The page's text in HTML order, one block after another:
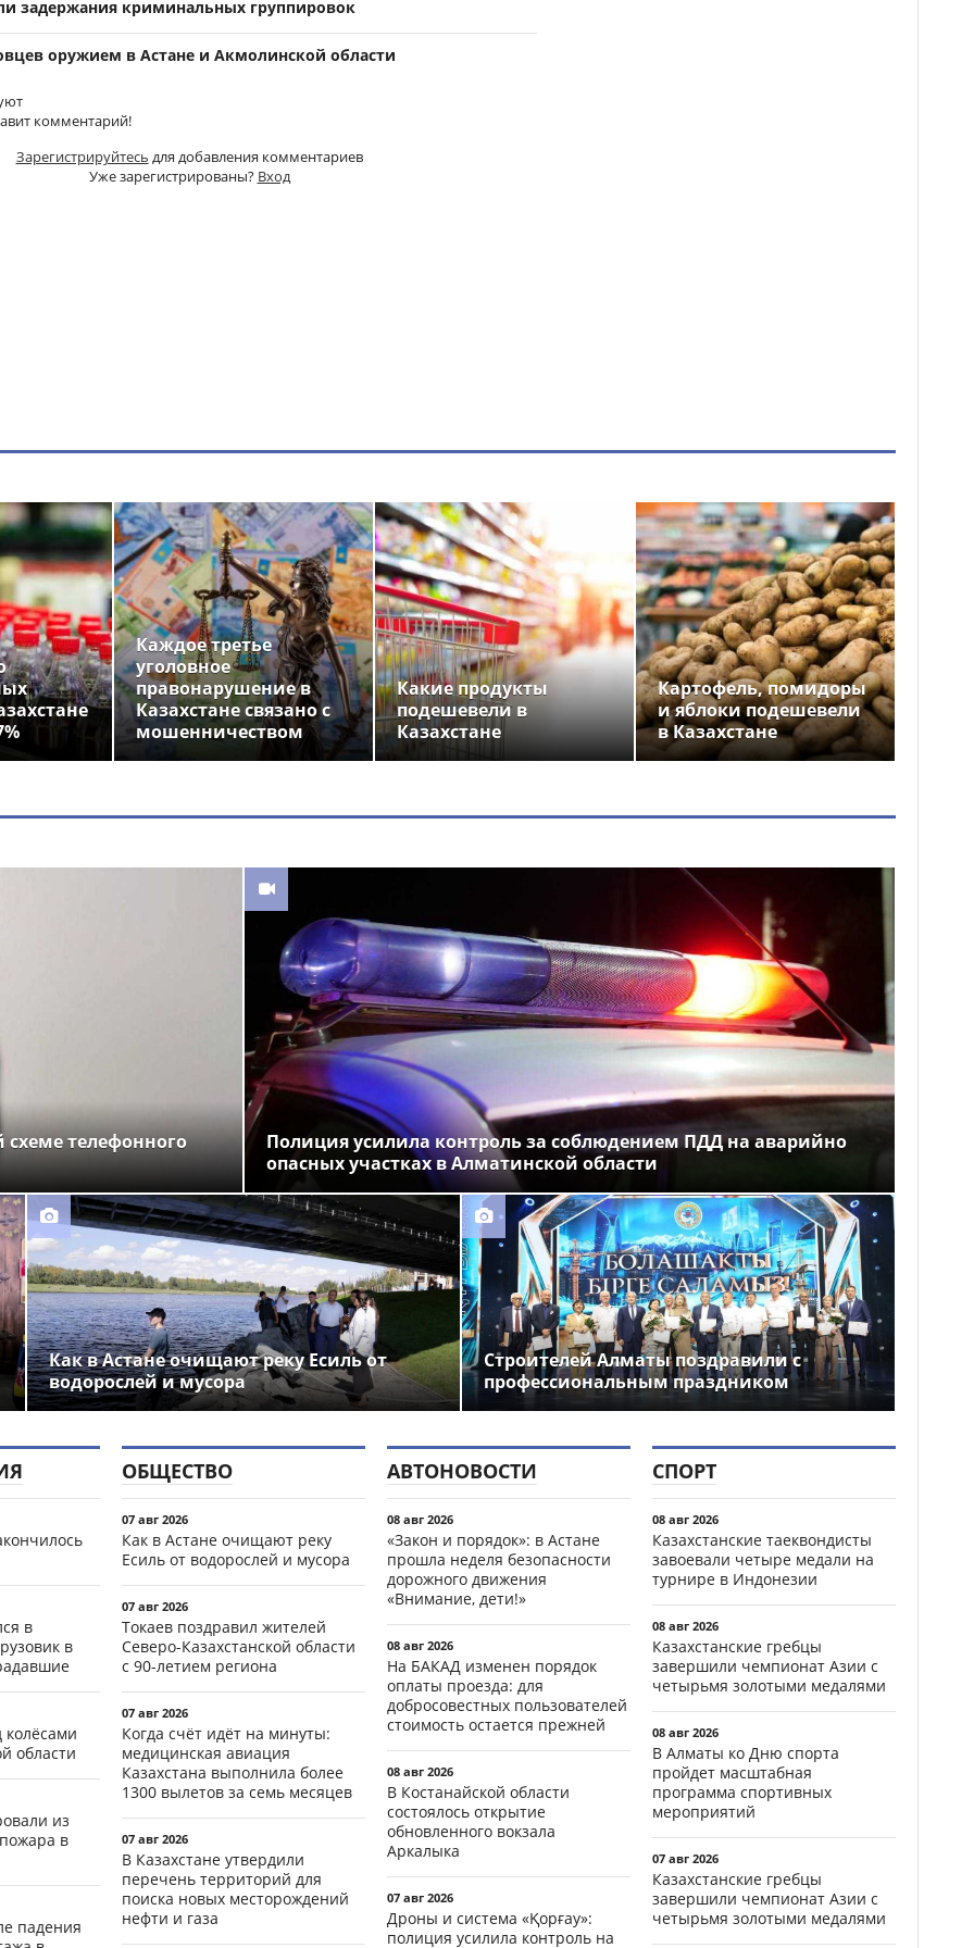
задержания криминальных группировок
оружием в Астане и Акмолинской области
комментарий!
Зарегистрируйтесь для добавления комментариев
Уже зарегистрированы? Вход
Каждое третье
уголовное
правонарушение в
Казахстане связано с
мошенничеством
Какие продукты
подешевели в
Казахстане
Картофель, помидоры
и яблоки подешевели
в Казахстане
телефонного
Полиция усилила контроль за соблюдением ПДД на аварийно
опасных участках в Алматинской области
Как в Астане очищают реку Есиль от
водорослей и мусора
Строителей Алматы поздравили с
профессиональным праздником
в
в
области
из
в
падения
ОБЩЕСТВО
07 авг 2026
Как в Астане очищают реку
Есиль от водорослей и мусора
07 авг 2026
Токаев поздравил жителей
Северо-Казахстанской области
с 90-летием региона
07 авг 2026
Когда счёт идёт на минуты:
медицинская авиация
Казахстана выполнила более
1300 вылетов за семь месяцев
07 авг 2026
В Казахстане утвердили
перечень территорий для
поиска новых месторождений
нефти и газа
АВТОНОВОСТИ
08 авг 2026
«Закон и порядок»: в Астане
прошла неделя безопасности
дорожного движения
«Внимание, дети!»
08 авг 2026
На БАКАД изменен порядок
оплаты проезда: для
добросовестных пользователей
стоимость остается прежней
08 авг 2026
В Костанайской области
состоялось открытие
обновленного вокзала
Аркалыка
07 авг 2026
Дроны и система «Қорғау»:
полиция усилила контроль на
СПОРТ
08 авг 2026
Казахстанские таеквондисты
завоевали четыре медали на
турнире в Индонезии
08 авг 2026
Казахстанские гребцы
завершили чемпионат Азии с
четырьмя золотыми медалями
08 авг 2026
В Алматы ко Дню спорта
пройдет масштабная
программа спортивных
мероприятий
07 авг 2026
Казахстанские гребцы
завершили чемпионат Азии с
четырьмя золотыми медалями